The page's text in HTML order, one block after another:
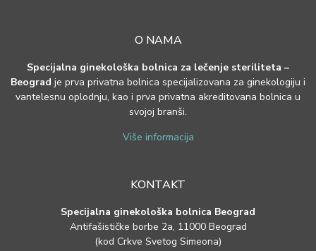
O NAMA
Specijalna ginekološka bolnica za lečenje steriliteta –
Beograd je prva privatna bolnica specijalizovana za ginekologiju i
vantelesnu oplodnju, kao i prva privatna akreditovana bolnica u
svojoj branši.
Više informacija
KONTAKT
Specijalna ginekološka bolnica Beograd
Antifašističke borbe 2a, 11000 Beograd
(kod Crkve Svetog Simeona)